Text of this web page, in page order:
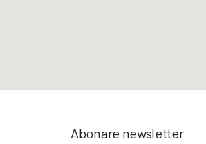
Abonare newsletter